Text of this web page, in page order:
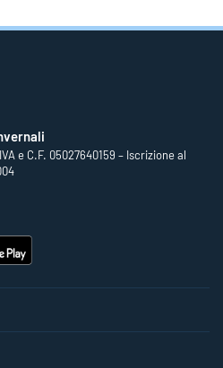
e C.F. 05027640159 – Iscrizione al